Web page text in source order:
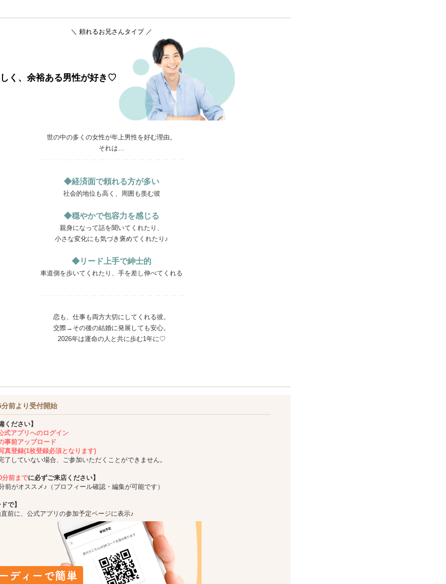
＼ 頼れるお兄さんタイプ ／
く、余裕ある男性が好き♡
世の中の多くの女性が年上男性を好む理由。
それは…
◆経済面で頼れる方が多い
社会的地位も高く、周囲も羨む彼
◆穏やかで包容力を感じる
親身になって話を聞いてくれたり、
小さな変化にも気づき褒めてくれたり♪
◆リード上手で紳士的
車道側を歩いてくれたり、手を差し伸べてくれる
恋も、仕事も両方大切にしてくれる彼。
交際→その後の結婚に発展しても安心。
2026年は運命の人と共に歩む1年に♡
前より受付開始
ください】
アプリへのログイン
事前アップロード
真登録(1枚登録必須となります)
ていない場合、ご参加いただくことができません。
分前までに必ずご来店ください】
前がオススメ♪（プロフィール確認・編集が可能です）
で】
前に、公式アプリの参加予定ページに表示♪